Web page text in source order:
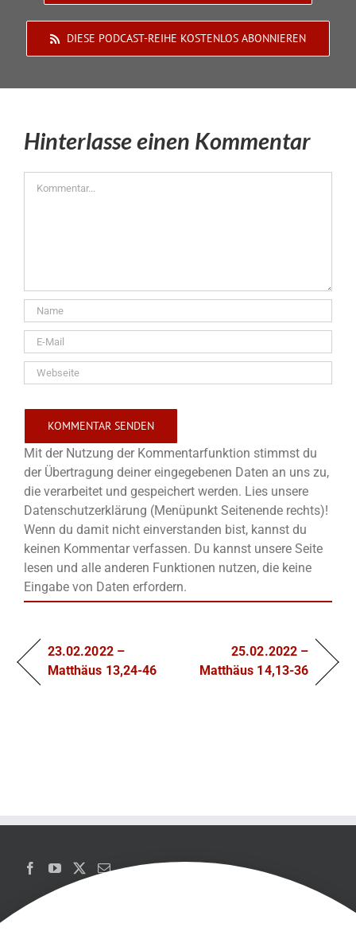
DIESE PODCAST-REIHE KOSTENLOS ABONNIEREN
Hinterlasse einen Kommentar
Mit der Nutzung der Kommentarfunktion stimmst du
der Übertragung deiner eingegebenen Daten an uns zu,
die verarbeitet und gespeichert werden. Lies unsere
Datenschutzerklärung (Menüpunkt Seitenende rechts)!
Wenn du damit nicht einverstanden bist, kannst du
keinen Kommentar verfassen. Du kannst unsere Seite
lesen und alle anderen Funktionen nutzen, die keine
Eingabe von Daten erfordern.
23.02.2022 –
Matthäus 13,24-46
25.02.2022 –
Matthäus 14,13-36